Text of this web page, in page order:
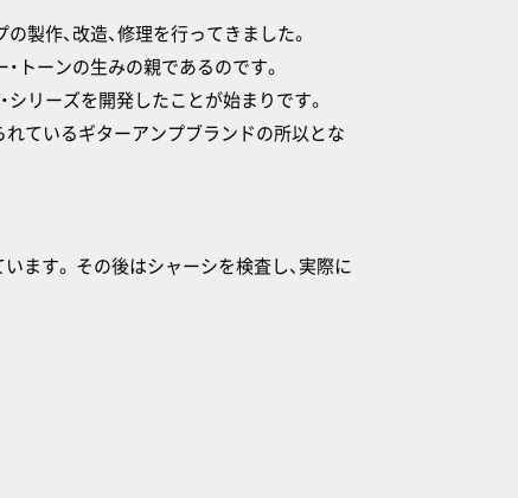
製作、改造、修理を行ってきました。
トーンの生みの親であるのです。
シリーズを開発したことが始まりです。
ているギターアンプブランドの所以とな
ます。 その後はシャーシを検査し、実際に